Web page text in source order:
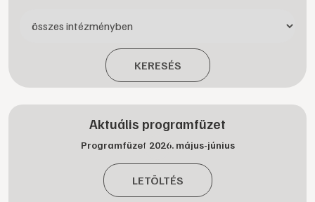
KERESÉS
Aktuális programfüzet
Programfüzet 2026. május-június
LETÖLTÉS